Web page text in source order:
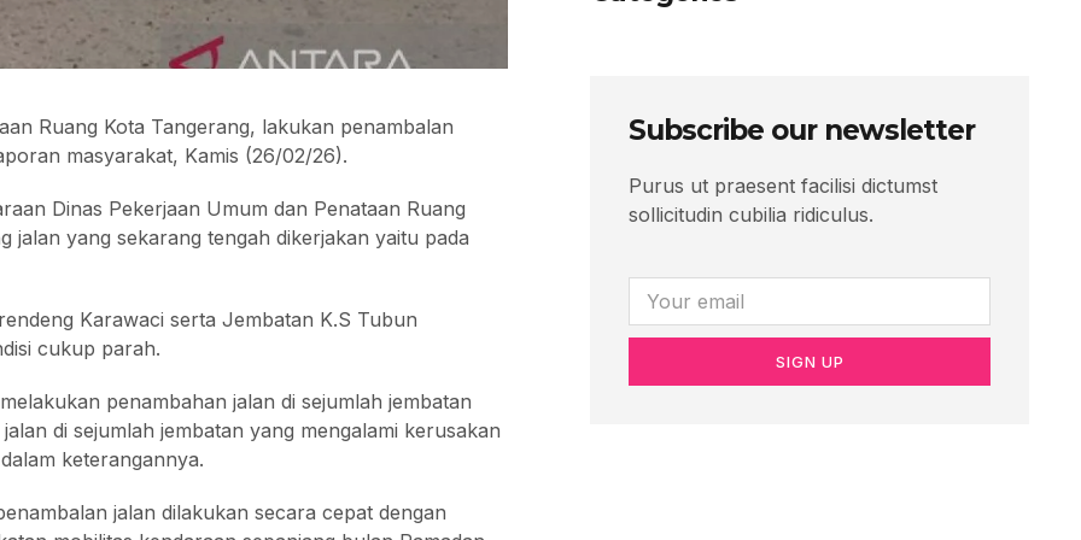
Ruang Kota Tangerang, lakukan penambalan
masyarakat, Kamis (26/02/26).
Dinas Pekerjaan Umum dan Penataan Ruang
yang sekarang tengah dikerjakan yaitu pada
Karawaci serta Jembatan K.S Tubun
cukup parah.
penambahan jalan di sejumlah jembatan
di sejumlah jembatan yang mengalami kerusakan
keterangannya.
jalan dilakukan secara cepat dengan
Subscribe our newsletter
Purus ut praesent facilisi dictumst
sollicitudin cubilia ridiculus.
SIGN UP